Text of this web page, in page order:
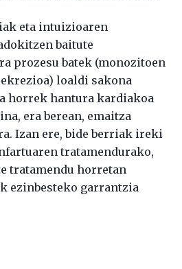
eta intuizioaren
baitute
prozesu batek (monozitoen
loaldi sakona
horrek hantura kardiakoa
era berean, emaitza
Izan ere, bide berriak ireki
tratamendurako,
tratamendu horretan
ezinbesteko garrantzia